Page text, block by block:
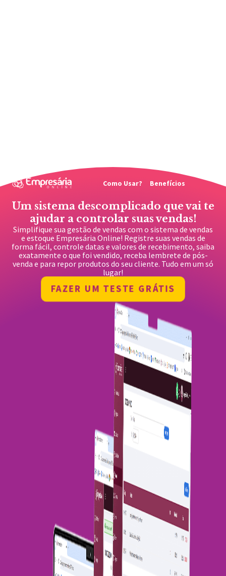
Como Usar? Benefícios
Um sistema descomplicado que vai te
ajudar a controlar suas vendas!
Simplifique sua gestão de vendas com o sistema de vendas
e estoque Empresária Online! Registre suas vendas de
forma fácil, controle datas e valores de recebimento, saiba
exatamente o que foi vendido, receba lembrete de pós-
venda e para repor produtos do seu cliente. Tudo em um só
lugar!
FAZER UM TESTE GRÁTIS